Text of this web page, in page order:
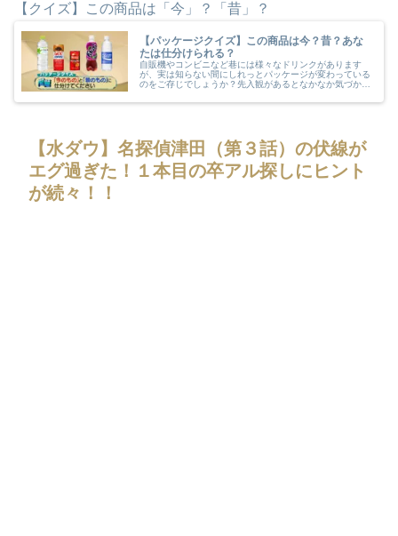
【クイズ】この商品は「今」？「昔」？
【パッケージクイズ】この商品は今？昔？あな
たは仕分けられる？
自販機やコンビニなど巷には様々なドリンクがあります
が、実は知らない間にしれっとパッケージが変わっている
のをご存じでしょうか？先入観があるとなかなか気づかな
「今」か「昔」か？仕分けられますか？
【水ダウ】名探偵津田（第３話）の伏線が
エグ過ぎた！１本目の卒アル探しにヒント
が続々！！